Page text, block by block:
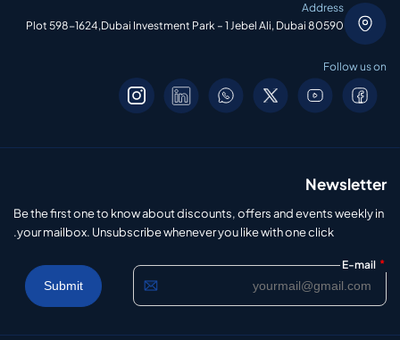
Address
Plot 598-1624,Dubai Investment Park – 1 Jebel Ali, Dubai 80590
Follow us on
Newsletter
Be the first one to know about discounts, offers and events weekly in
your mailbox. Unsubscribe whenever you like with one click.
E-mail *